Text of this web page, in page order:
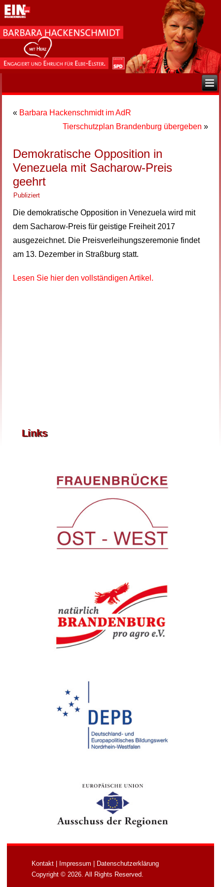
« Barbara Hackenschmidt im AdR
Tierschutzplan Brandenburg übergeben »
Demokratische Opposition in
Venezuela mit Sacharow-Preis
geehrt
Publiziert
Die demokratische Opposition in Venezuela wird mit
dem Sacharow-Preis für geistige Freiheit 2017
ausgezeichnet. Die Preisverleihungszeremonie findet
am 13. Dezember in Straßburg statt.
Lesen Sie hier den vollständigen Artikel.
Links
Kontakt Impressum
Datenschutzerklärung
Copyright © 2026. All Rights Reserved.